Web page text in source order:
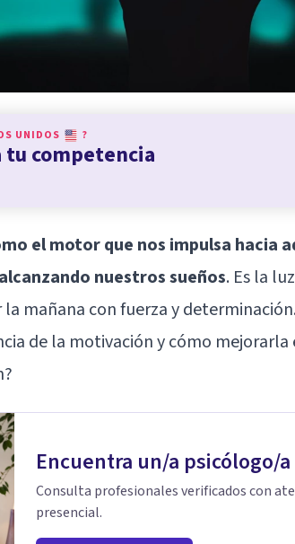
UNIDOS ?
competencia
el motor que nos impulsa hacia
nuestros sueños. Es la
mañana con fuerza y
de la motivación y cómo mejorarla
Encuentra un/a psicólogo/a
Consulta profesionales verificados con
presencial.